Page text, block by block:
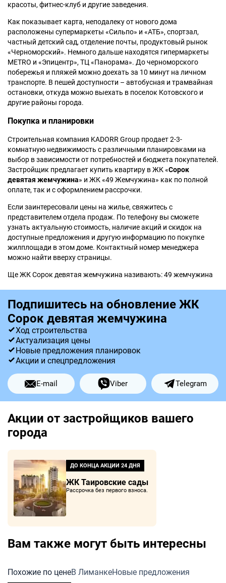
красоты, фитнес-клуб и другие заведения.
Как показывает карта, неподалеку от нового дома
расположены супермаркеты «Сильпо» и «АТБ», спортзал,
частный детский сад, отделение почты, продуктовый рынок
«Черноморский». Немного дальше находятся гипермаркеты
METRO и «Эпицентр», ТЦ «Панорама». До черноморского
побережья и пляжей можно доехать за 10 минут на личном
транспорте. В пешей доступности – автобусная и трамвайная
остановки, откуда можно выехать в поселок Котовского и
другие районы города.
Покупка и планировки
Строительная компания KADORR Group продает 2-3-
комнатную недвижимость с различными планировками на
выбор в зависимости от потребностей и бюджета покупателей.
Застройщик предлагает купить квартиру в ЖК «Сорок
девятая жемчужина» и ЖК «49 Жемчужина» как по полной
оплате, так и с оформлением рассрочки.
Если заинтересовали цены на жилье, свяжитесь с
представителем отдела продаж. По телефону вы сможете
узнать актуальную стоимость, наличие акций и скидок на
доступные предложения и другую информацию по покупке
жилплощади в этом доме. Контактный номер менеджера
можно найти вверху страницы.
Ще ЖК Сорок девятая жемчужина називають: 49 жемчужина
Подпишитесь на обновление ЖК
Сорок девятая жемчужина
Ход строительства
Актуализация цены
Новые предложения планировок
Акции и спецпредложения
E-mail Viber Telegram
Акции от застройщиков вашего
города
ДО КОНЦА АКЦИИ 24 ДНЯ
ЖК Таировские сады
Рассрочка без первого взноса.
Вам также могут быть интересны
Похожие по ценеВ ЛиманкеНовые предложения